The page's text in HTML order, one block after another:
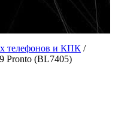
телефонов и КПК /
Pronto (BL7405)